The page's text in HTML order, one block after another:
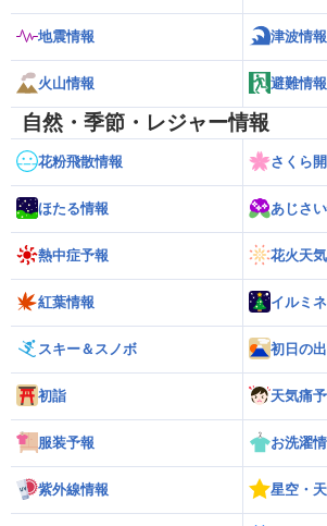
地震情報 津波情報
火山情報 避難情報
自然・季節・レジャー情報
花粉飛散情報 さくら
ほたる情報 あじさ
熱中症予報 花火天気
紅葉情報 イルミ
スキー＆スノボ 初日の出
初詣 天気痛
服装予報 お洗濯
紫外線情報 星空・